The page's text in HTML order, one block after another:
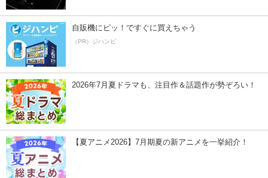
自販機にピッ！ですぐに買えちゃう
（PR）ジハンピ
2026年7月夏ドラマも、注目作＆話題作が勢ぞろい！
【夏アニメ2026】7月期夏の新アニメを一挙紹介！